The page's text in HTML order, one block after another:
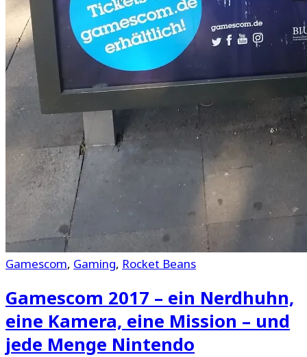
Gamescom, Gaming, Rocket Beans
Gamescom 2017 – ein Nerdhuhn,
eine Kamera, eine Mission – und
jede Menge Nintendo